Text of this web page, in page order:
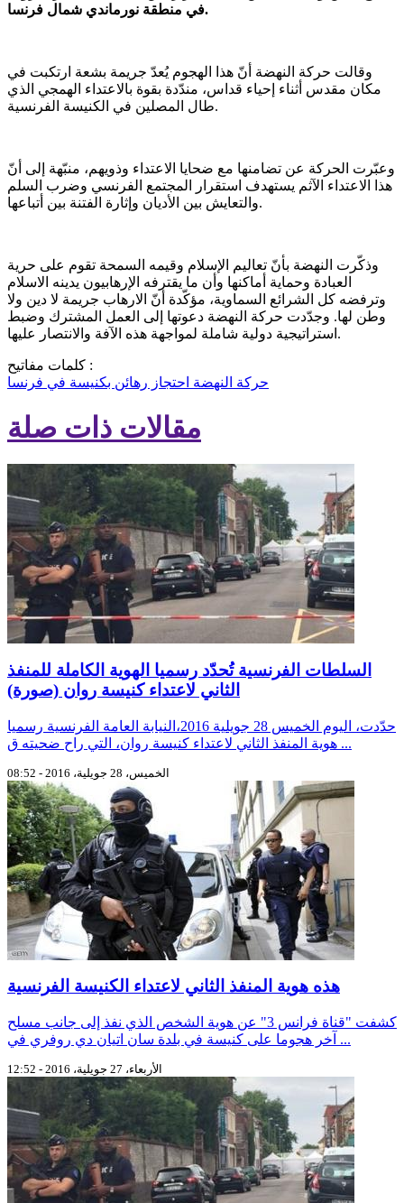
في منطقة نورماندي شمال فرنسا.
وقالت حركة النهضة أنّ هذا الهجوم يُعدّ جريمة بشعة ارتكبت في
مكان مقدس أثناء إحياء قداس، مندّدة بقوة بالاعتداء الهمجي الذي
طال المصلين في الكنيسة الفرنسية.
وعبّرت الحركة عن تضامنها مع ضحايا الاعتداء وذويهم، منبّهة إلى أنّ
هذا الاعتداء الآثم يستهدف استقرار المجتمع الفرنسي وضرب السلم
والتعايش بين الأديان وإثارة الفتنة بين أتباعها.
وذكّرت النهضة بأنّ تعاليم الإسلام وقيمه السمحة تقوم على حرية
العبادة وحماية أماكنها وأن ما يقترفه الإرهابيون يدينه الاسلام
وترفضه كل الشرائع السماوية، مؤكّدة أنّ الارهاب جريمة لا دين ولا
وطن لها. وجدّدت حركة النهضة دعوتها إلى العمل المشترك وضبط
استراتيجية دولية شاملة لمواجهة هذه الآفة والانتصار عليها.
كلمات مفاتيح :
حركة النهضة احتجاز رهائن بكنيسة في فرنسا
مقالات ذات صلة
السلطات الفرنسية تُحدّد رسميا الهوية الكاملة للمنفذ
الثاني لاعتداء كنيسة روان (صورة)
حدّدت، اليوم الخميس 28 جويلية 2016،النيابة العامة الفرنسية رسميا
هوية المنفذ الثاني لاعتداء كنيسة روان، التي راح ضحيته ق ...
الخميس، 28 جويلية، 2016 - 08:52
هذه هوية المنفذ الثاني لاعتداء الكنيسة الفرنسية
كشفت "قناة فرانس 3" عن هوية الشخص الذي نفذ إلى جانب مسلح
آخر هجوما على كنيسة في بلدة سان اتيان دي روفري في ...
الأربعاء، 27 جويلية، 2016 - 12:52